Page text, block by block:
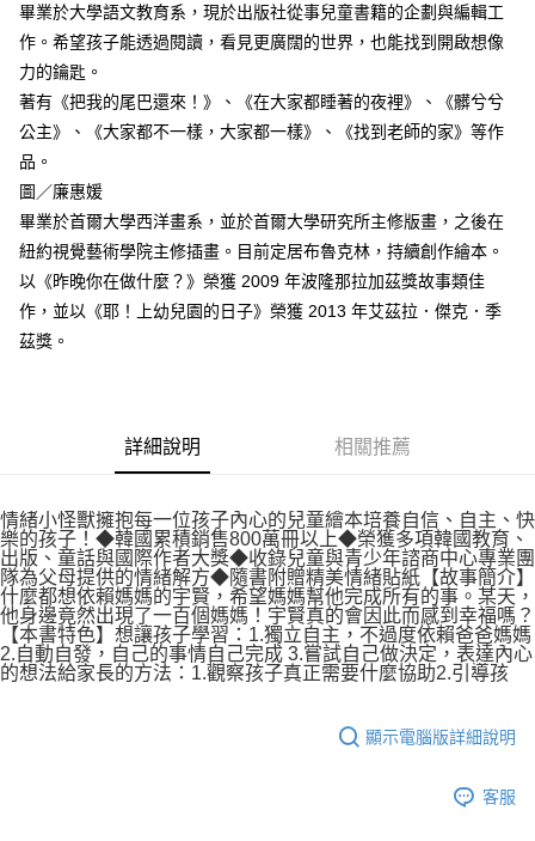
畢業於大學語文教育系，現於出版社從事兒童書籍的企劃與編輯工
作。希望孩子能透過閱讀，看見更廣闊的世界，也能找到開啟想像
力的鑰匙。
著有《把我的尾巴還來！》、《在大家都睡著的夜裡》、《髒兮兮
公主》、《大家都不一樣，大家都一樣》、《找到老師的家》等作
品。
圖／廉惠媛
畢業於首爾大學西洋畫系，並於首爾大學研究所主修版畫，之後在
紐約視覺藝術學院主修插畫。目前定居布魯克林，持續創作繪本。
以《昨晚你在做什麼？》榮獲 2009 年波隆那拉加茲獎故事類佳
作，並以《耶！上幼兒園的日子》榮獲 2013 年艾茲拉．傑克．季
茲獎。
詳細說明 相關推薦
情緒小怪獸擁抱每一位孩子內心的兒童繪本培養自信、自主、快
樂的孩子！◆韓國累積銷售800萬冊以上◆榮獲多項韓國教育、
出版、童話與國際作者大獎◆收錄兒童與青少年諮商中心專業團
隊為父母提供的情緒解方◆隨書附贈精美情緒貼紙【故事簡介】
什麼都想依賴媽媽的宇賢，希望媽媽幫他完成所有的事。某天，
他身邊竟然出現了一百個媽媽！宇賢真的會因此而感到幸福嗎？
【本書特色】想讓孩子學習：1.獨立自主，不過度依賴爸爸媽媽
2.自動自發，自己的事情自己完成 3.嘗試自己做決定，表達內心
的想法給家長的方法：1.觀察孩子真正需要什麼協助2.引導孩
顯示電腦版詳細說明
客服